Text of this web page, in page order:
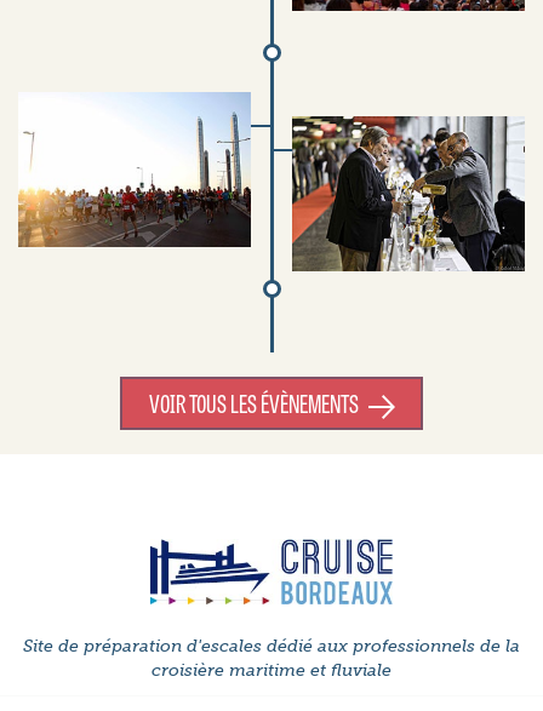
VOIR TOUS LES ÉVÈNEMENTS
Site de préparation d'escales dédié aux professionnels de la
croisière maritime et fluviale